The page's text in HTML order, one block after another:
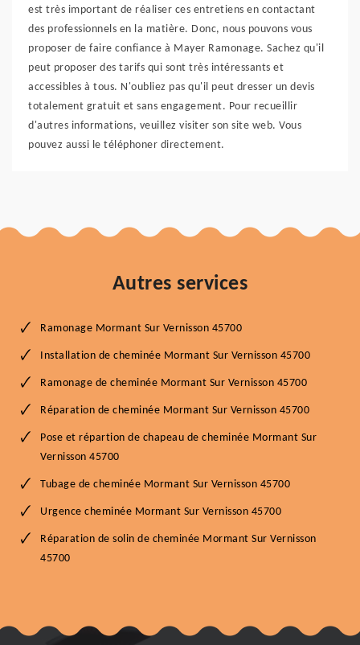
est très important de réaliser ces entretiens en contactant
des professionnels en la matière. Donc, nous pouvons vous
proposer de faire confiance à Mayer Ramonage. Sachez qu'il
peut proposer des tarifs qui sont très intéressants et
accessibles à tous. N'oubliez pas qu'il peut dresser un devis
totalement gratuit et sans engagement. Pour recueillir
d'autres informations, veuillez visiter son site web. Vous
pouvez aussi le téléphoner directement.
Autres services
Ramonage Mormant Sur Vernisson 45700
Installation de cheminée Mormant Sur Vernisson 45700
Ramonage de cheminée Mormant Sur Vernisson 45700
Réparation de cheminée Mormant Sur Vernisson 45700
Pose et répartion de chapeau de cheminée Mormant Sur
Vernisson 45700
Tubage de cheminée Mormant Sur Vernisson 45700
Urgence cheminée Mormant Sur Vernisson 45700
Réparation de solin de cheminée Mormant Sur Vernisson
45700